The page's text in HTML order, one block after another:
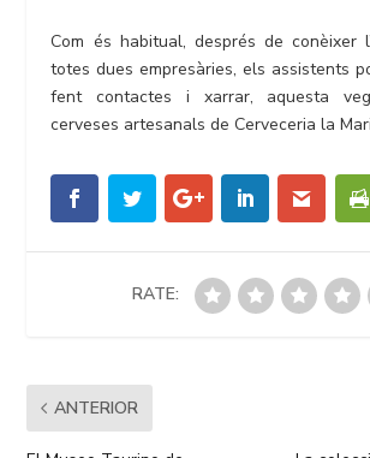
Com és habitual, després de conèixer
totes dues empresàries, els assistents
fent contactes i xarrar, aquesta
cerveses artesanals de Cerveceria la
RATE:
ANTERIOR